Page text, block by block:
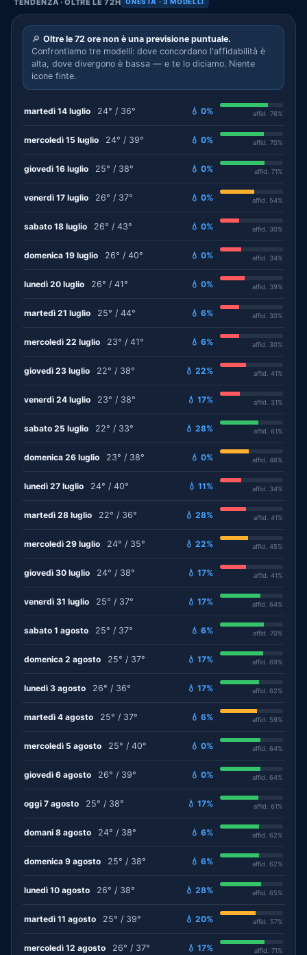
🔎 Oltre le 72 ore non è una previsione puntuale.
Confrontiamo tre modelli: dove concordano l'affidabilità è
alta, dove divergono è bassa — e te lo diciamo. Niente
icone finte.
martedì 14 luglio 24° / 36° 💧 0% affid. 76%
mercoledì 15 luglio 24° / 39° 💧 0% affid. 70%
giovedì 16 luglio 25° / 38° 💧 0% affid. 71%
venerdì 17 luglio 26° / 37° 💧 0% affid. 54%
sabato 18 luglio 26° / 43° 💧 0% affid. 30%
domenica 19 luglio 26° / 40° 💧 0% affid. 34%
lunedì 20 luglio 26° / 41° 💧 0% affid. 39%
martedì 21 luglio 25° / 44° 💧 6% affid. 30%
mercoledì 22 luglio 23° / 41° 💧 6% affid. 30%
giovedì 23 luglio 22° / 38° 💧 22% affid. 41%
venerdì 24 luglio 23° / 38° 💧 17% affid. 31%
sabato 25 luglio 22° / 33° 💧 28% affid. 61%
domenica 26 luglio 23° / 38° 💧 0% affid. 46%
lunedì 27 luglio 24° / 40° 💧 11% affid. 34%
martedì 28 luglio 22° / 36° 💧 28% affid. 41%
mercoledì 29 luglio 24° / 35° 💧 22% affid. 45%
giovedì 30 luglio 24° / 38° 💧 17% affid. 41%
venerdì 31 luglio 25° / 37° 💧 17% affid. 64%
sabato 1 agosto 25° / 37° 💧 6% affid. 70%
domenica 2 agosto 25° / 37° 💧 17% affid. 69%
lunedì 3 agosto 26° / 36° 💧 17% affid. 62%
martedì 4 agosto 25° / 37° 💧 6% affid. 59%
mercoledì 5 agosto 25° / 40° 💧 0% affid. 64%
giovedì 6 agosto 26° / 39° 💧 0% affid. 64%
oggi 7 agosto 25° / 38° 💧 17% affid. 61%
domani 8 agosto 24° / 38° 💧 6% affid. 62%
domenica 9 agosto 25° / 38° 💧 6% affid. 62%
lunedì 10 agosto 26° / 38° 💧 28% affid. 65%
martedì 11 agosto 25° / 39° 💧 20% affid. 57%
mercoledì 12 agosto 26° / 37° 💧 17% affid. 71%